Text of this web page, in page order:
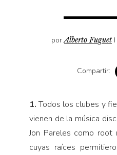
Vidas paralelas
Voces y lecturas
porAlberto Fuguet
Compartir:
1.Todos los clubes y
vienen de la música
Jon Pareles como root
cuyas raíces